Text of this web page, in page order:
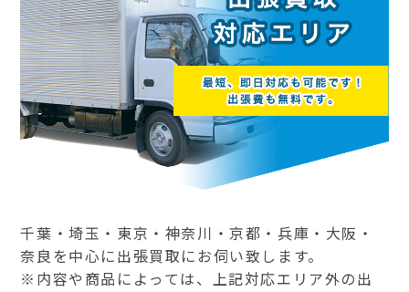
千葉・埼玉・東京・神奈川・京都・兵庫・大阪・
奈良を中心に出張買取にお伺い致します。
※内容や商品によっては、上記対応エリア外の出